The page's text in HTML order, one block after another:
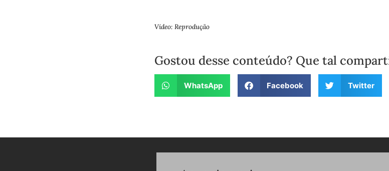
Video: Reprodução
Gostou desse conteúdo? Que tal
WhatsApp Facebook Twitter